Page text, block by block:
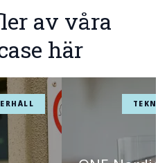
av våra
här